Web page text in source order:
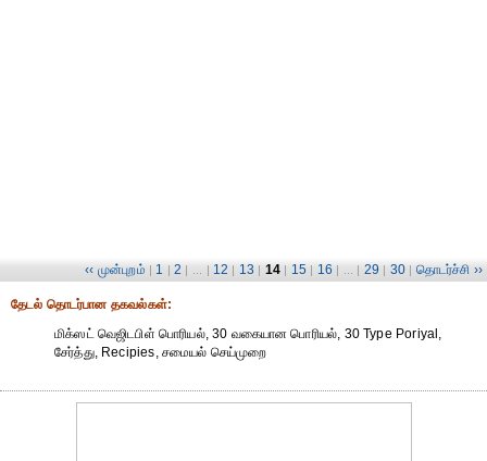
‹‹ முன்புறம் | 1 | 2 | ... | 12 | 13 | 14 | 15 | 16 | ... | 29 | 30 | தொடர்ச்சி ››
தேட‌ல் தொட‌ர்பான தகவ‌ல்க‌ள்:
மிக்ஸட் வெஜிடபிள் பொரியல், 30 வகையான பொரியல், 30 Type Poriyal,
சேர்த்து, Recipies, சமையல் செய்முறை